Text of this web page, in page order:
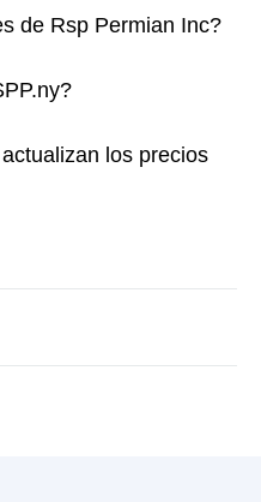
de Rsp Permian Inc?
los precios